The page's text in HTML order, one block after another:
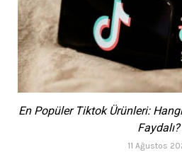
En Popüler Tiktok Ürünleri:
Faydalı?
11 Ağustos